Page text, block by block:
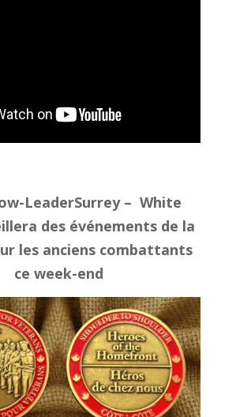
LeaderSurrey – White
des événements de la
les anciens combattants
ce week-end